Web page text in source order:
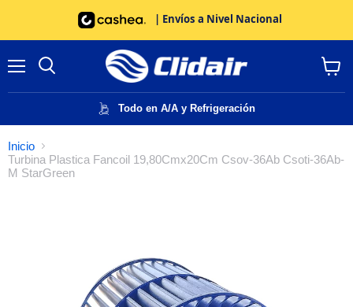
| Envíos a Nivel Nacional
Todo en A/A y Refrigeración
carrito
Inicio
Turbina Plastica Fancoil 19,80Cmx20Cm Csov-36Ab Csoti-36Ab-
M StarGreen